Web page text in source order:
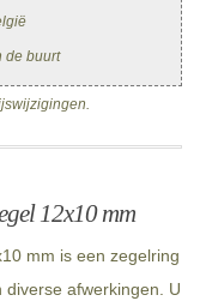
de buurt
12x10 mm
mm is een zegelring
afwerkingen. U